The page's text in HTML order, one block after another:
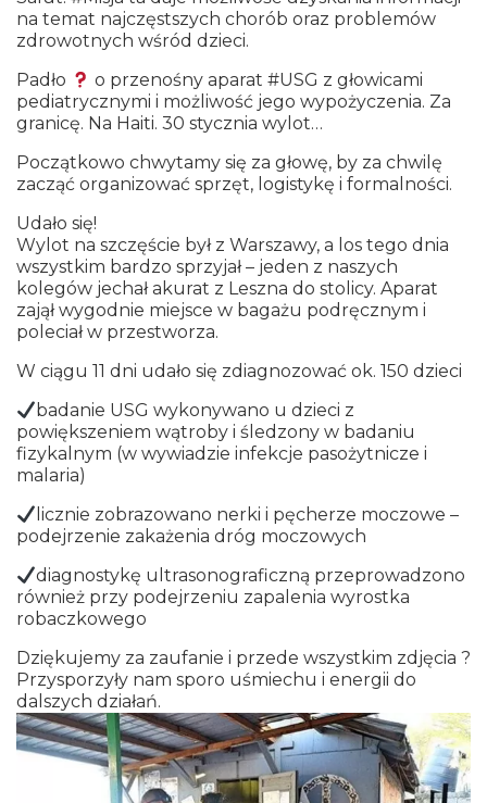
na temat najczęstszych chorób oraz problemów
zdrowotnych wśród dzieci.
Padło
o przenośny aparat #USG z głowicami
pediatrycznymi i możliwość jego wypożyczenia. Za
granicę. Na Haiti. 30 stycznia wylot…
Początkowo chwytamy się za głowę, by za chwilę
zacząć organizować sprzęt, logistykę i formalności.
Udało się!
Wylot na szczęście był z Warszawy, a los tego dnia
wszystkim bardzo sprzyjał – jeden z naszych
kolegów jechał akurat z Leszna do stolicy. Aparat
zajął wygodnie miejsce w bagażu podręcznym i
poleciał w przestworza.
W ciągu 11 dni udało się zdiagnozować ok. 150 dzieci
badanie USG wykonywano u dzieci z
powiększeniem wątroby i śledzony w badaniu
fizykalnym (w wywiadzie infekcje pasożytnicze i
malaria)
licznie zobrazowano nerki i pęcherze moczowe –
podejrzenie zakażenia dróg moczowych
diagnostykę ultrasonograficzną przeprowadzono
również przy podejrzeniu zapalenia wyrostka
robaczkowego
Dziękujemy za zaufanie i przede wszystkim zdjęcia ?
Przysporzyły nam sporo uśmiechu i energii do
dalszych działań.